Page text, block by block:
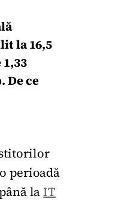
la 16,5
De ce
perioadă
laIT